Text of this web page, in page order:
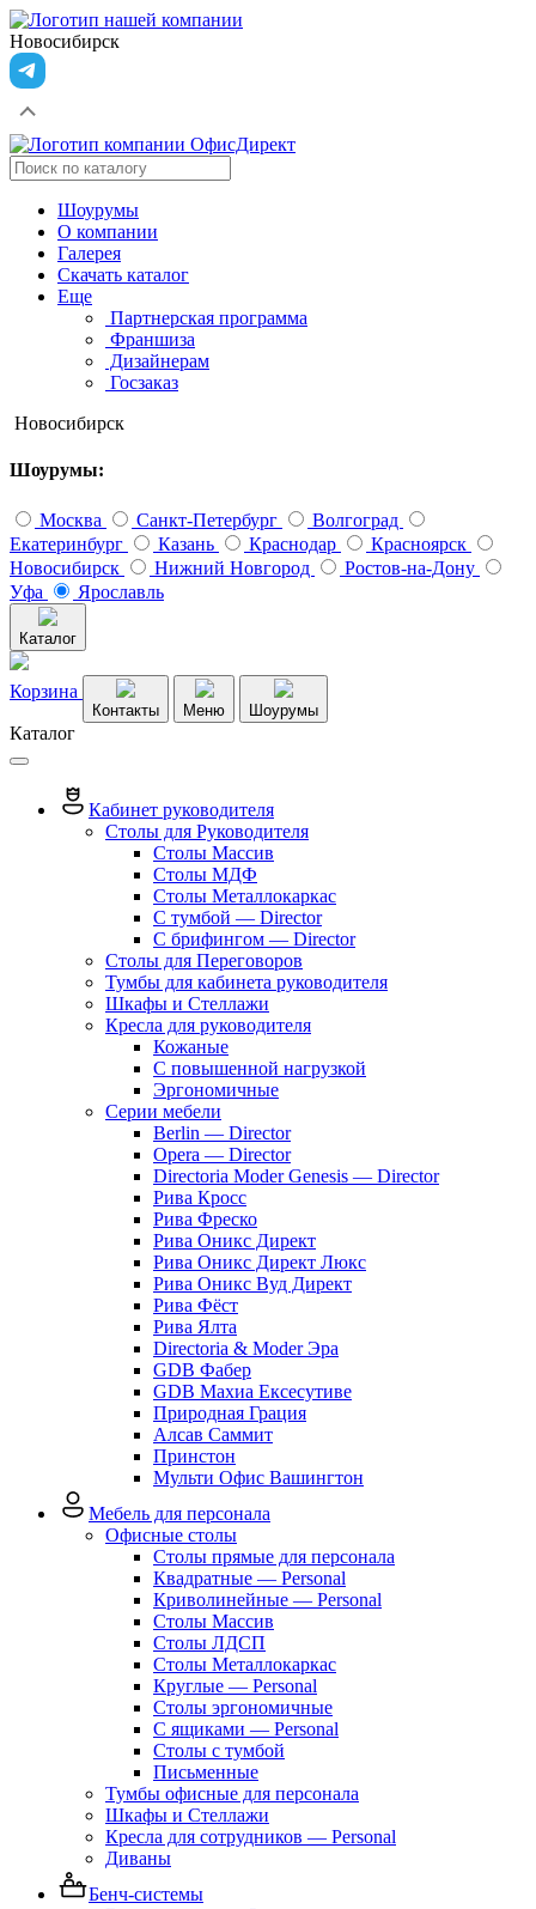
Новосибирск
Шоурумы
О компании
Галерея
Скачать каталог
Еще
Партнерская программа
Франшиза
Дизайнерам
Госзаказ
Новосибирск
Шоурумы:
Москва Санкт-Петербург
Волгоград
Екатеринбург
Казань Краснодар
Красноярск
Новосибирск
Нижний Новгород
Ростов-на-Дону
Уфа
Ярославль
Каталог
Корзина
Контакты Меню Шоурумы
Каталог
Кабинет руководителя
Столы для Руководителя
Столы Массив
Столы МДФ
Столы Металлокаркас
С тумбой — Director
C брифингом — Director
Столы для Переговоров
Тумбы для кабинета руководителя
Шкафы и Стеллажи
Кресла для руководителя
Кожаные
С повышенной нагрузкой
Эргономичные
Серии мебели
Berlin — Director
Opera — Director
Directoria Moder Genesis — Director
Рива Кросс
Рива Фреско
Рива Оникс Директ
Рива Оникс Директ Люкс
Рива Оникс Вуд Директ
Рива Фёст
Рива Ялта
Directoria & Moder Эра
GDB Фабер
GDB Махиа Ексесутиве
Природная Грация
Алсав Саммит
Принстон
Мульти Офис Вашингтон
Мебель для персонала
Офисные столы
Столы прямые для персонала
Квадратные — Personal
Криволинейные — Personal
Столы Массив
Столы ЛДСП
Столы Металлокаркас
Круглые — Personal
Столы эргономичные
С ящиками — Personal
Столы с тумбой
Письменные
Тумбы офисные для персонала
Шкафы и Стеллажи
Кресла для сотрудников — Personal
Диваны
Бенч-системы